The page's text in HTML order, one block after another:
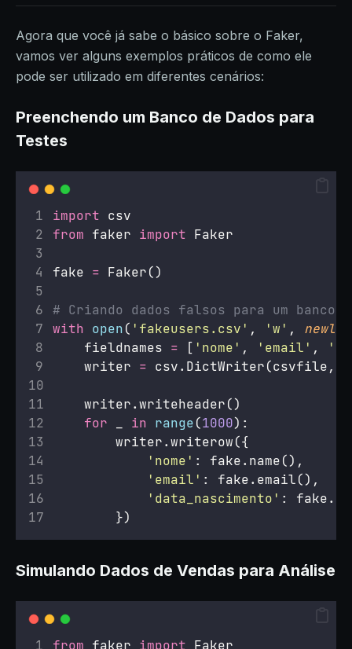
Agora que você já sabe o básico sobre o Faker,
vamos ver alguns exemplos práticos de como ele
pode ser utilizado em diferentes cenários:
Preenchendo um Banco de Dados para
Testes
import csv
from faker import Faker
fake = Faker()
# Criando dados falsos para um banco
with open( ' fakeusers.csv ' , 'w ' ,
    fieldnames
= [ ' nome ' , ' email ' , '
    writer
= csv.DictWriter(csvfile,
    writer.writeheader()
for
in range(1000):
        writer.writerow({
' nome ' : fake.name(),
' email ' : fake.email(),
' data_nascimento ' :
        })
Simulando Dados de Vendas para Análise
from faker import Faker